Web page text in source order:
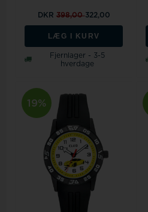
DKR 398,00322,00
LÆG I KURV
Fjernlager - 3-5
hverdage
19%